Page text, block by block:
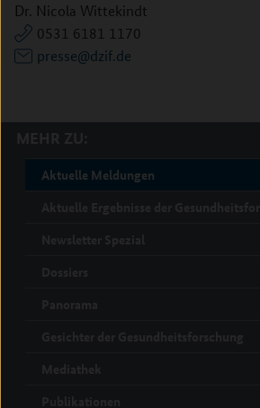
Dr. Nicola Wittekindt
0531 6181 1170
presse@dzif.de
Aktuelle Meldungen